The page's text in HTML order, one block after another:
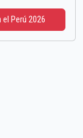
Perú 2026